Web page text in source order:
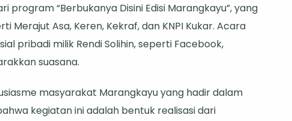
“Berbukanya Disini Edisi Marangkayu”, yang
Merajut Asa, Keren, Kekraf, dan KNPI Kukar. Acara
pribadi milik Rendi Solihin, seperti Facebook,
suasana.
masyarakat Marangkayu yang hadir dalam
kegiatan ini adalah bentuk realisasi dari